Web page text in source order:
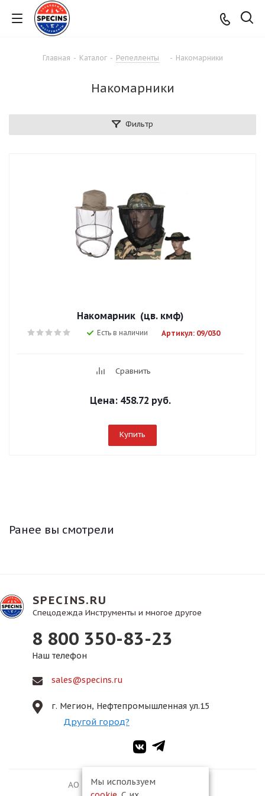
Главная - Каталог - Репелленты - Накомарники
Накомарники
Фильтр
Накомарник (цв. кмф)
Есть в наличии Артикул: 09/030
Сравнить
Цена: 458.72 руб.
Купить
Ранее вы смотрели
SPECINS.RU
Спецодежда Инструменты и многое другое
8 800 350-83-23
Наш телефон
sales@specins.ru
г. Мегион, Нефтепромышленная ул.15
Другой город?
АО ПКФ «Спецмонтаж-2», 2026
Мы используем